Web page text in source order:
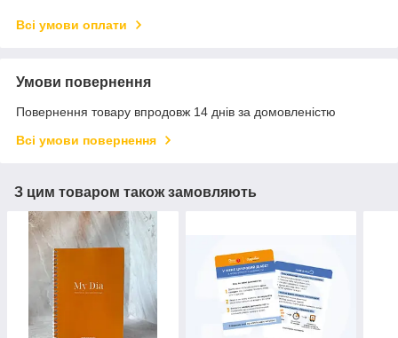
Всі умови оплати
Умови повернення
Повернення товару впродовж 14 днів за домовленістю
Всі умови повернення
З цим товаром також замовляють